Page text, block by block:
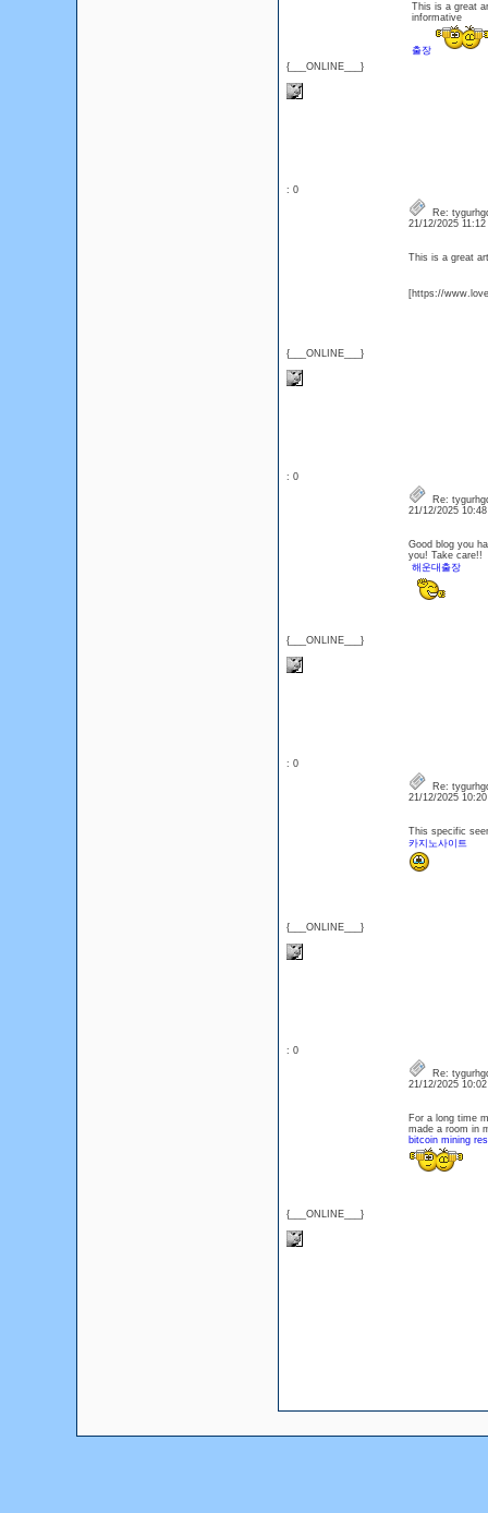
{___ONLINE___}
This is a great
informative
출장
: 0
{___ONLINE___}
Re:
21/12/2025
This is a great
[https://
: 0
{___ONLINE___}
Re:
21/12/2025
Good blog you
you! Take care!!
해운대출장
: 0
{___ONLINE___}
Re:
21/12/2025
This specific
카지노사이트
: 0
{___ONLINE___}
Re:
21/12/2025
For a long time
made a room in
bitcoin mining